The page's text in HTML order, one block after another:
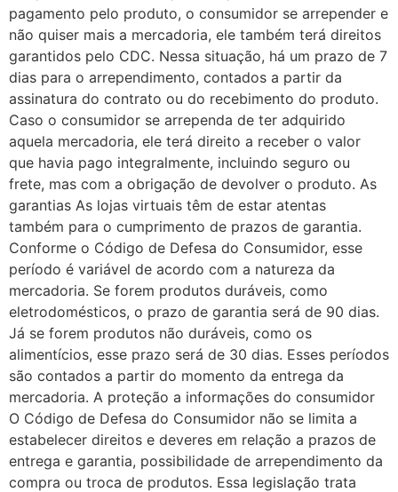
pagamento pelo produto, o consumidor se arrepender e
não quiser mais a mercadoria, ele também terá direitos
garantidos pelo CDC. Nessa situação, há um prazo de 7
dias para o arrependimento, contados a partir da
assinatura do contrato ou do recebimento do produto.
Caso o consumidor se arrependa de ter adquirido
aquela mercadoria, ele terá direito a receber o valor
que havia pago integralmente, incluindo seguro ou
frete, mas com a obrigação de devolver o produto. As
garantias As lojas virtuais têm de estar atentas
também para o cumprimento de prazos de garantia.
Conforme o Código de Defesa do Consumidor, esse
período é variável de acordo com a natureza da
mercadoria. Se forem produtos duráveis, como
eletrodomésticos, o prazo de garantia será de 90 dias.
Já se forem produtos não duráveis, como os
alimentícios, esse prazo será de 30 dias. Esses períodos
são contados a partir do momento da entrega da
mercadoria. A proteção a informações do consumidor
O Código de Defesa do Consumidor não se limita a
estabelecer direitos e deveres em relação a prazos de
entrega e garantia, possibilidade de arrependimento da
compra ou troca de produtos. Essa legislação trata